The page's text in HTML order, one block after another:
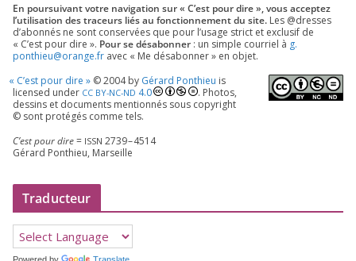
En pour­sui­vant votre navi­ga­tion sur « C’est pour dire », vous accep­tez
l’utilisation des tra­ceurs liés au fonc­tion­ne­ment du site. Les @dresses
d’a­bon­nés ne sont conser­vées que pour l’u­sage strict et exclu­sif de
« C’est pour dire ». Pour se désa­bon­ner : un simple cour­riel à g.​
ponthieu@​orange.​fr avec « Me désa­bon­ner » en objet.
« C’est pour dire » ©2004by Gérard Ponthieu is
licen­sed under CC BY-NC-ND 4.0
. Photos,
des­sins et docu­ments men­tion­nés sous copy­right
© sont pro­té­gés comme tels.
C’est pour dire= ISSN 2739–4514
Gérard Ponthieu, Marseille
Traducteur